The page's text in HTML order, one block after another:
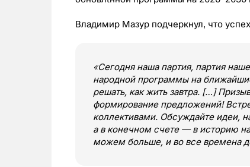
Владимир Мазур подчеркнул, что
«Сегодня наша партия, партия
народной программы на
решать, как жить завтра. […]
формирование предложений!
коллективами. Обсуждайте идеи,
а в конечном счете — в историю
можем больше, и во все времена